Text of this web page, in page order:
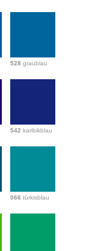
528 graublau
542 karibikblau
066 türkisblau